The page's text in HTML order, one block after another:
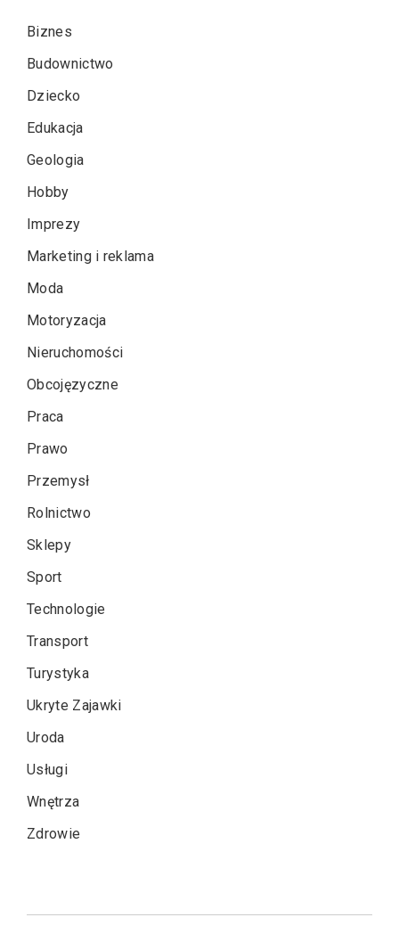
Biznes
Budownictwo
Dziecko
Edukacja
Geologia
Hobby
Imprezy
Marketing i reklama
Moda
Motoryzacja
Nieruchomości
Obcojęzyczne
Praca
Prawo
Przemysł
Rolnictwo
Sklepy
Sport
Technologie
Transport
Turystyka
Ukryte Zajawki
Uroda
Usługi
Wnętrza
Zdrowie